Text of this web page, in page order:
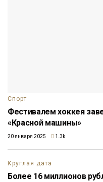
Спорт
Фестивалем хоккея
«Красной машины»
20 января 2025 1.3k
Круглая дата
Более 16 миллионов